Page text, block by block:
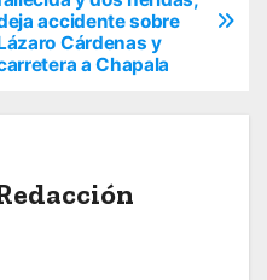
accidente sobre
Cárdenas y
a Chapala